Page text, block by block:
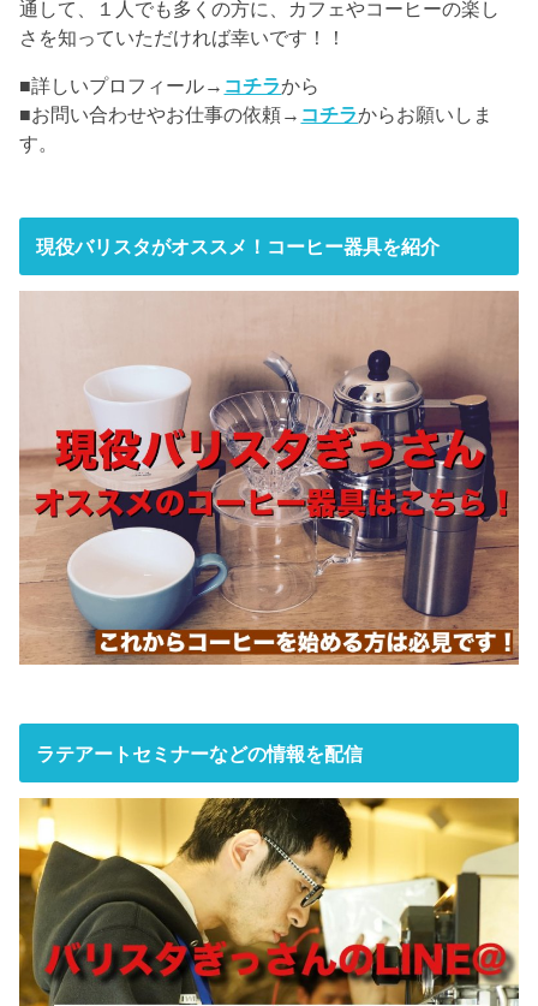
通して、１人でも多くの方に、カフェやコーヒーの楽し
さを知っていただければ幸いです！！
■詳しいプロフィール→ コチラから
■お問い合わせやお仕事の依頼→ コチラからお願いしま
す。
現役バリスタがオススメ！コーヒー器具を紹介
ラテアートセミナーなどの情報を配信